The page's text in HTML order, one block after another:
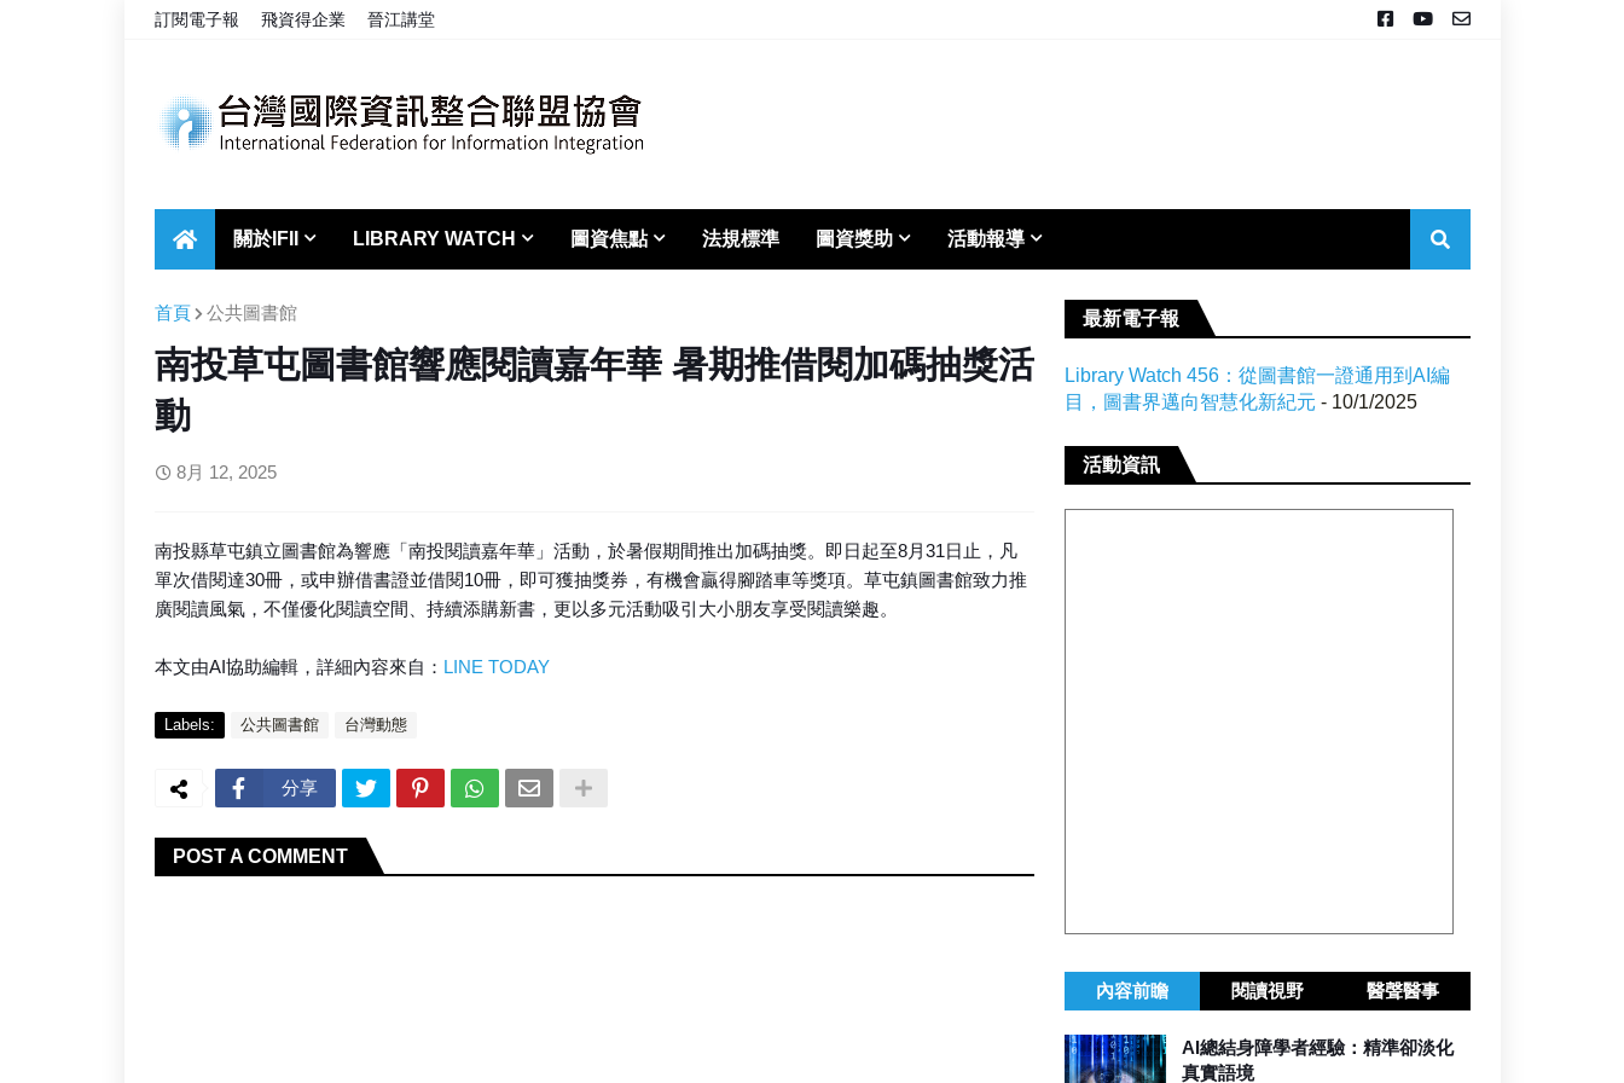
訂閱電子報 飛資得企業 晉江講堂
關於IFII LIBRARY WATCH 圖資焦點 法規標準 圖資獎助 活動報導
首頁 公共圖書館
南投草屯圖書館響應閱讀嘉年華 暑期推借閱加碼抽獎活
動
8月 12, 2025
南投縣草屯鎮立圖書館為響應「南投閱讀嘉年華」活動，於暑假期間推出加碼抽獎。即日起至8月31日止，凡
單次借閱達30冊，或申辦借書證並借閱10冊，即可獲抽獎券，有機會贏得腳踏車等獎項。草屯鎮圖書館致力推
廣閱讀風氣，不僅優化閱讀空間、持續添購新書，更以多元活動吸引大小朋友享受閱讀樂趣。
本文由AI協助編輯，詳細內容來自： LINE TODAY
Labels: 公共圖書館 台灣動態
分享
POST A COMMENT
最新電子報
Library Watch 456：從圖書館一證通用到AI編
目，圖書界邁向智慧化新紀元 - 10/1/2025
活動資訊
內容前瞻 閱讀視野 醫聲醫事
AI總結身障學者經驗：精準卻淡化
真實語境